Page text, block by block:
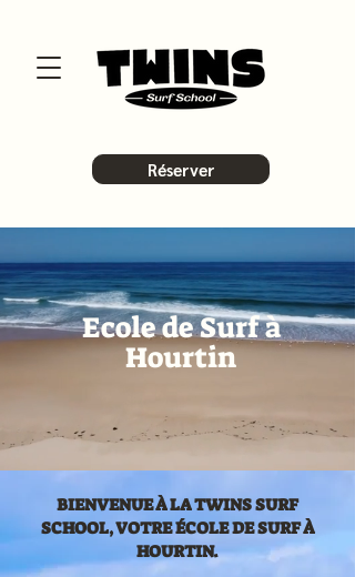
Réserver
Ecole de Surf à
Hourtin
BIENVENUE À LA TWINS SURF
SCHOOL, VOTRE ÉCOLE DE SURF À
HOURTIN.